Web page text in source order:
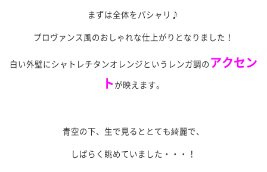
まずは全体をパシャリ♪
プロヴァンス風のおしゃれな仕上がりとなりました！
白い外壁にシャトレチタンオレンジというレンガ調のアクセン
トが映えます。
青空の下、生で見るととても綺麗で、
しばらく眺めていました・・・！